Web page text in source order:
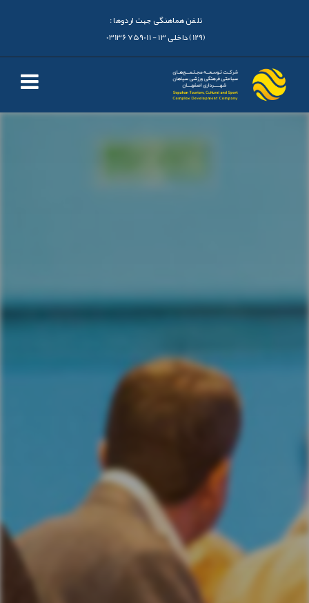
تلفن هماهنگی جهت اردوها :